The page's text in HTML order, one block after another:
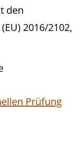
den
2016/2102,
Prüfung